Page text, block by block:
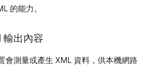
的能力。
輸出內容
會測量或產生 XML 資料，供本機網路